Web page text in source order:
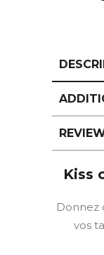
Kiss
Donnez
vos